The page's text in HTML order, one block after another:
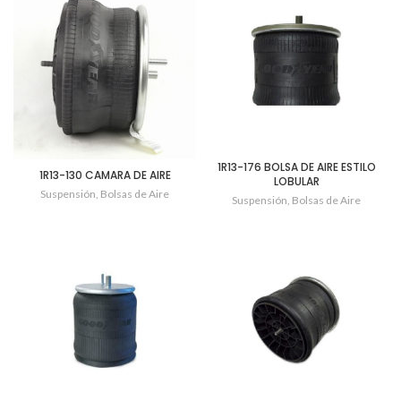
1R13-130 CAMARA DE AIRE
Suspensión Bolsas de Aire
1R13-176 BOLSA DE AIRE ESTILO
LOBULAR
Suspensión, Bolsas de Aire